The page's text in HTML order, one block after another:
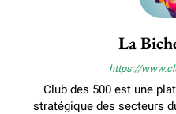
La
https://
Club des 500 est une
stratégique des secteurs